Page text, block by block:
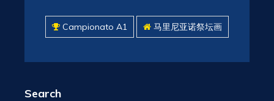
Campionato A1 马里尼亚诺祭坛画
Search